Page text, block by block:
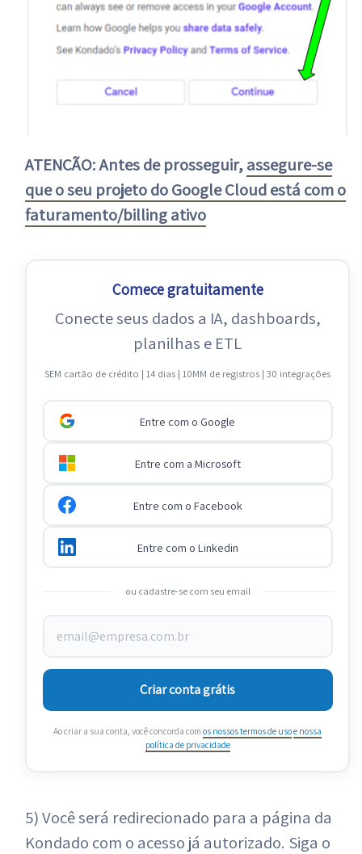
ATENÇÃO: Antes de prosseguir,assegure-se
que o seu projeto do Google Cloud está com o
faturamento/billing ativo
Comece gratuitamente
Conecte seus dados a IA, dashboards,
planilhas e ETL
SEM cartão de crédito | 14 dias | 10MM de registros | 30 integrações
Entre com o Google
Entre com a Microsoft
Entre com o Facebook
Entre com o Linkedin
ou cadastre-se com seu email
Criar conta grátis
Ao criar a sua conta, você concorda com os nossos termos de usoe nossa
política de privacidade
5) Você será redirecionado para a página da
Kondado com o acesso já autorizado. Siga o